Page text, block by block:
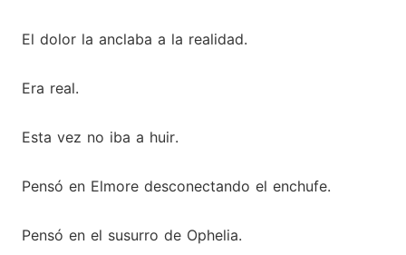
El dolor la anclaba a la realidad.
Era real.
Esta vez no iba a huir.
Pensó en Elmore desconectando el enchufe.
Pensó en el susurro de Ophelia.